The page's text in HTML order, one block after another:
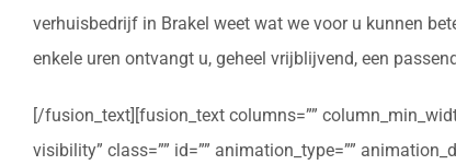
verhuisbedrijf in Brakel weet wat we voor u kunnen
enkele uren ontvangt u, geheel vrijblijvend, een
[/fusion_text][fusion_text columns=””
visibility” class=”” id=”” animation_type=””